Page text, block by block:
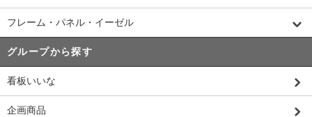
フレーム・パネル・イーゼル
グループから探す
看板いいな
企画商品